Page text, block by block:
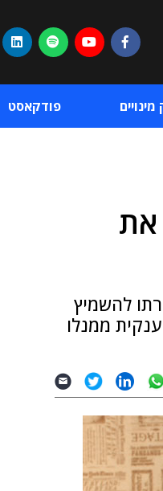
פודקאסט
את
להשמיץ
ממנלו